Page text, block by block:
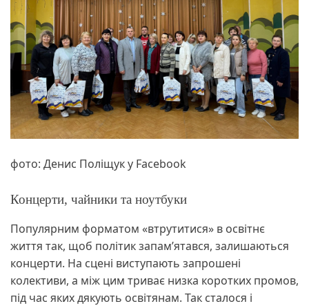
фото: Денис Поліщук у Facebook
Концерти, чайники та ноутбуки
Популярним форматом «втрутитися» в освітнє
життя так, щоб політик запам’ятався, залишаються
концерти. На сцені виступають запрошені
колективи, а між цим триває низка коротких промов,
під час яких дякують освітянам. Так сталося і